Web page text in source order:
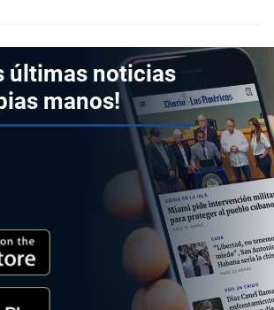
últimas noticias
manos!